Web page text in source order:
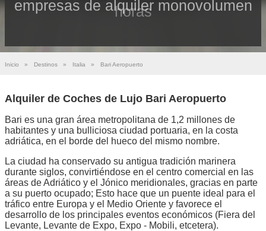
empresas de alquiler monovolumen
horas
Inicio » Destinos » Italia » Bari Aeropuerto
Alquiler de Coches de Lujo Bari Aeropuerto
Bari es una gran área metropolitana de 1,2 millones de
habitantes y una bulliciosa ciudad portuaria, en la costa
adriática, en el borde del hueco del mismo nombre.
La ciudad ha conservado su antigua tradición marinera
durante siglos, convirtiéndose en el centro comercial en las
áreas de Adriático y el Jónico meridionales, gracias en parte
a su puerto ocupado; Esto hace que un puente ideal para el
tráfico entre Europa y el Medio Oriente y favorece el
desarrollo de los principales eventos económicos (Fiera del
Levante, Levante de Expo, Expo - Mobili, etcetera).